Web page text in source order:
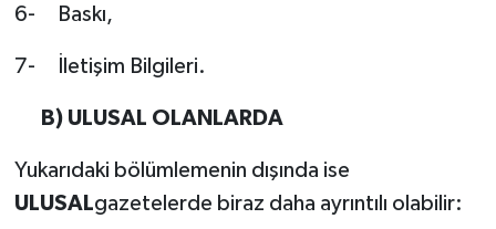
6- Baskı,
7- İletişim Bilgileri.
B) ULUSAL OLANLARDA
Yukarıdaki bölümlemenin dışında ise
ULUSALgazetelerde biraz daha ayrıntılı olabilir: